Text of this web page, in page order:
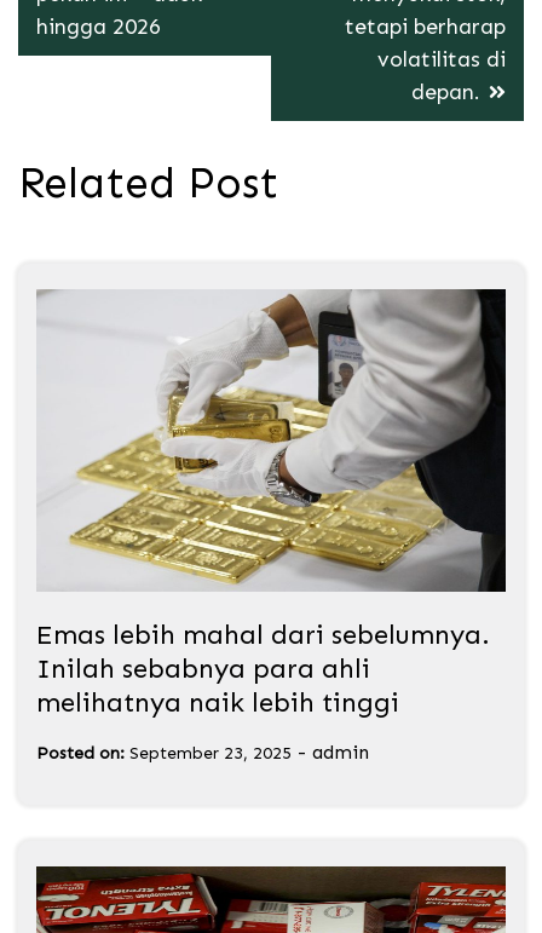
hingga 2026
tetapi berharap
volatilitas di
depan.
Related Post
Emas lebih mahal dari sebelumnya.
Inilah sebabnya para ahli
melihatnya naik lebih tinggi
Posted on: September 23, 2025 - admin